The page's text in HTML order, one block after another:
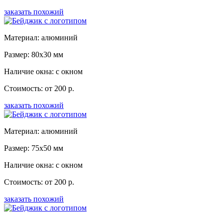
заказать похожий
Материал: алюминий
Размер: 80x30 мм
Наличие окна: с окном
Стоимость: от 200 р.
заказать похожий
Материал: алюминий
Размер: 75x50 мм
Наличие окна: с окном
Стоимость: от 200 р.
заказать похожий